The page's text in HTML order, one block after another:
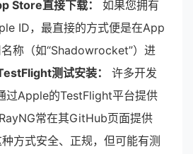
Store直接下载：
如果您拥有
ID，最直接的方式便是在App
称（如“Shadowrocket”）进
测试安装：
许多开发
过Apple的TestFlight平台提供
常在其GitHub页面提供
方式安全、正规，但可能有测